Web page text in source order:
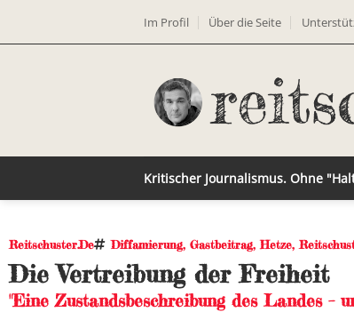
Im Profil Über die Seite
Kritischer Journalismus. Ohne
Reitschuster.de Diffamierung, Gastbeitrag,Hetze,
Die Vertreibung der Freiheit
"Eine Zustandsbeschreibung des Landes –